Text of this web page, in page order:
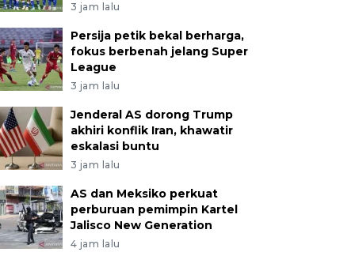
3 jam lalu
Persija petik bekal berharga,
fokus berbenah jelang Super
League
3 jam lalu
Jenderal AS dorong Trump
akhiri konflik Iran, khawatir
eskalasi buntu
3 jam lalu
AS dan Meksiko perkuat
perburuan pemimpin Kartel
Jalisco New Generation
4 jam lalu